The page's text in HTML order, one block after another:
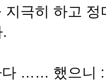
지극히 하고
…… 했으니 :